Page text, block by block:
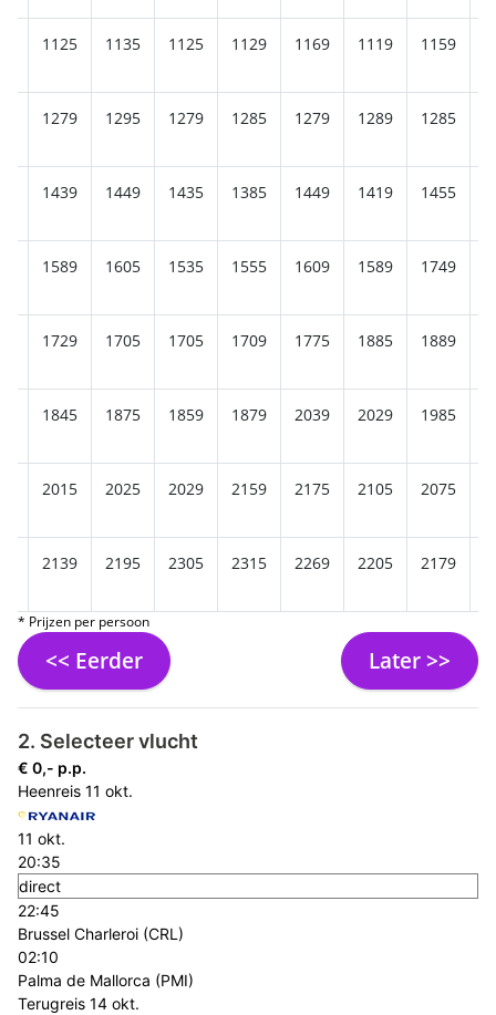
1125 1135 1125 1129 1169 1119 1159
1279 1295 1279 1285 1279 1289 1285
1439 1449 1435 1385 1449 1419 1455
1589 1605 1535 1555 1609 1589 1749
1729 1705 1705 1709 1775 1885 1889
1845 1875 1859 1879 2039 2029 1985
2015 2025 2029 2159 2175 2105 2075
2139 2195 2305 2315 2269 2205 2179
* Prijzen per persoon
<< Eerder Later >>
2. Selecteer vlucht
€ 0,- p.p.
Heenreis 11 okt.
11 okt.
20:35
direct
22:45
Brussel Charleroi (CRL)
02:10
Palma de Mallorca (PMI)
Terugreis 14 okt.